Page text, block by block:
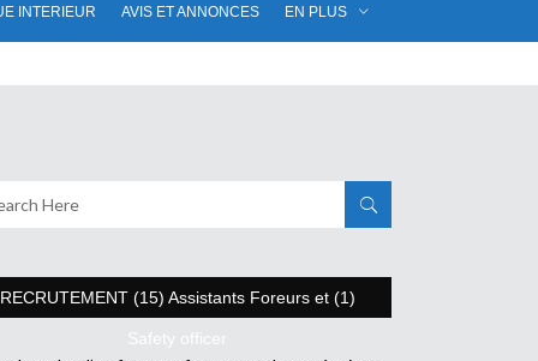
INTERIEUR AVIS ET ANNONCES EN PLUS
RECRUTEMENT (15) Assistants Foreurs et (1)
Safety officer